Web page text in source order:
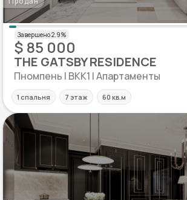
$ 85 000
THE GATSBY RESIDENCE
Пномпень | BKK1 | Апартаменты
1 спальня 7 этаж 60 кв.м